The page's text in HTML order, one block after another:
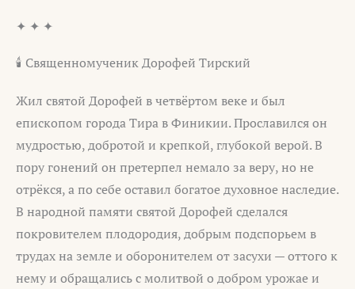
✦ ✦ ✦
🕯 Священномученик Дорофей Тирский
Жил святой Дорофей в четвёртом веке и был
епископом города Тира в Финикии. Прославился он
мудростью, добротой и крепкой, глубокой верой. В
пору гонений он претерпел немало за веру, но не
отрёкся, а по себе оставил богатое духовное наследие.
В народной памяти святой Дорофей сделался
покровителем плодородия, добрым подспорьем в
трудах на земле и оборонителем от засухи — оттого к
нему и обращались с молитвой о добром урожае и